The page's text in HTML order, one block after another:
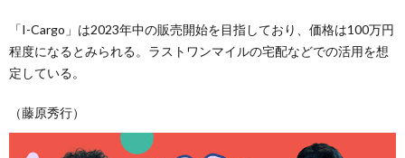
「I-Cargo」は2023年中の販売開始を目指しており、価格は100万円
程度になるとみられる。ラストワンマイルの宅配などでの活用を想
定している。
（藤原秀行）